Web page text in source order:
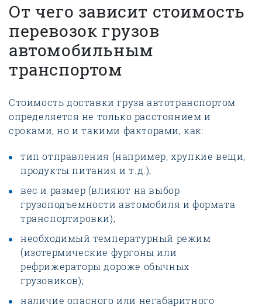
От чего зависит стоимость
перевозок грузов
автомобильным
транспортом
Стоимость доставки груза автотранспортом
определяется не только расстоянием и
сроками, но и такими факторами, как:
тип отправления (например, хрупкие вещи,
продукты питания и т.д.);
вес и размер (влияют на выбор
грузоподъемности автомобиля и формата
транспортировки);
необходимый температурный режим
(изотермические фургоны или
рефрижераторы дороже обычных
грузовиков);
наличие опасного или негабаритного